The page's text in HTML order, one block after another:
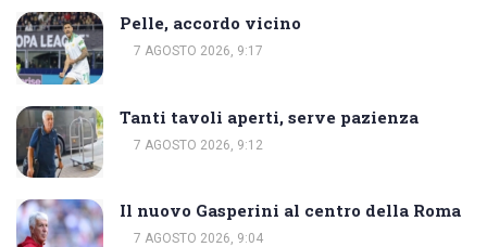
Pelle, accordo vicino
7 AGOSTO 2026, 9:17
Tanti tavoli aperti, serve pazienza
7 AGOSTO 2026, 9:12
Il nuovo Gasperini al centro della Roma
7 AGOSTO 2026, 9:04